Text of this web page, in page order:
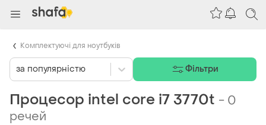
Процесор intel core i7 3770t - 0
речей
за популярністю Фільтри
Комплектуючі для ноутбуків